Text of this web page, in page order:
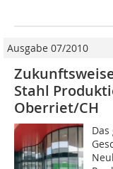
Ausgabe 07/2010
Stahl
Oberriet/CH